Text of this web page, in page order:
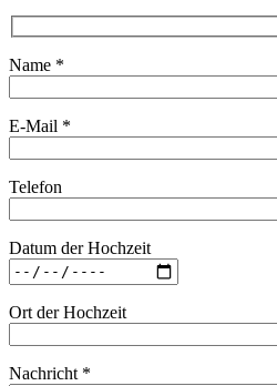
Name *
E-Mail *
Telefon
Datum der Hochzeit
Ort der Hochzeit
Nachricht *